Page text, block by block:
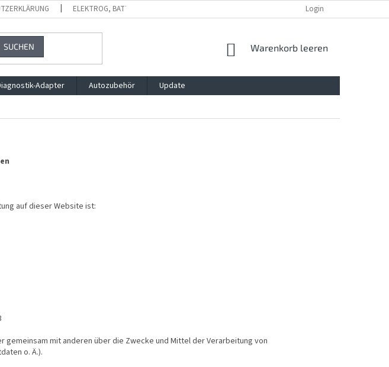
ELEKTROG, BATTG, VERPACKG REKLAMATION UND WIDDERRUFSRECHT
Login
SUCHEN WARENKORB
Warenkorb leeren
Adapter Autozubehör
Update
auf dieser Website ist:
mit anderen über die Zwecke und Mittel der Verarbeitung von
o. Ä.).